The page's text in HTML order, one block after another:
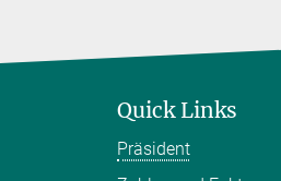
Quick Links
Präsident